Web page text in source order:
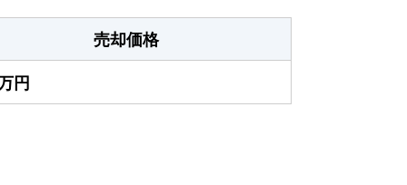
売却価格
円